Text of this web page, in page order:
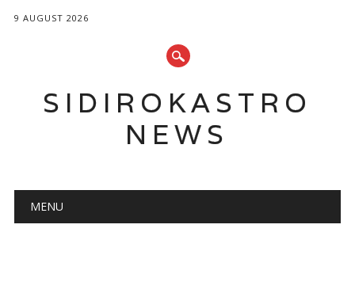
9 AUGUST 2026
SIDIROKASTRO
NEWS
Main menu
MENU